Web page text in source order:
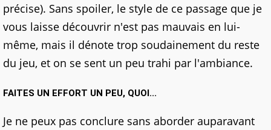
précise). Sans spoiler, le style de ce passage que je
vous laisse découvrir n'est pas mauvais en lui-
même, mais il dénote trop soudainement du reste
du jeu, et on se sent un peu trahi par l'ambiance.
FAITES UN EFFORT UN PEU, QUOI...
Je ne peux pas conclure sans aborder auparavant